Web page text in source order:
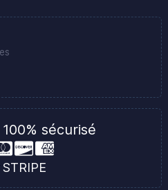
sécurisé
STRIPE